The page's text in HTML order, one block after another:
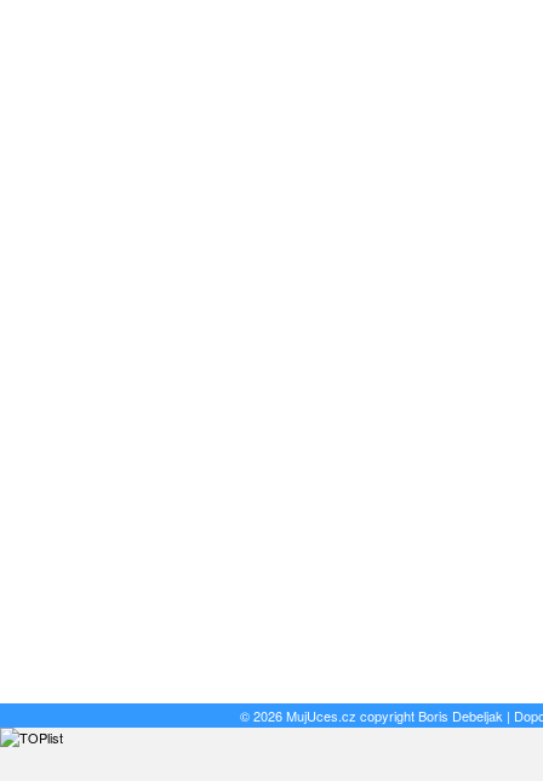
© 2026 MujUces.cz copyrightBoris Debeljak |